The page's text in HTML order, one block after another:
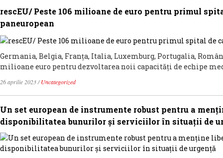
rescEU/ Peste 106 milioane de euro pentru primul
paneuropean
Germania, Belgia, Franța, Italia, Luxemburg, Portugalia,
milioane euro pentru dezvoltarea noii capacități de echipe
26 aprilie 2023/Uncategorized
Un set european de instrumente robust pentru a
disponibilitatea bunurilor și serviciilor în situații de